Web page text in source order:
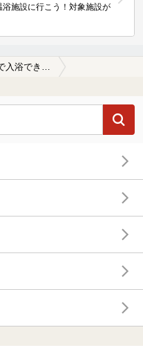
施設に行こう！対象施設が
格安で入浴できる深川駅近くの温泉、日帰り温泉、スーパー銭湯おすすめ